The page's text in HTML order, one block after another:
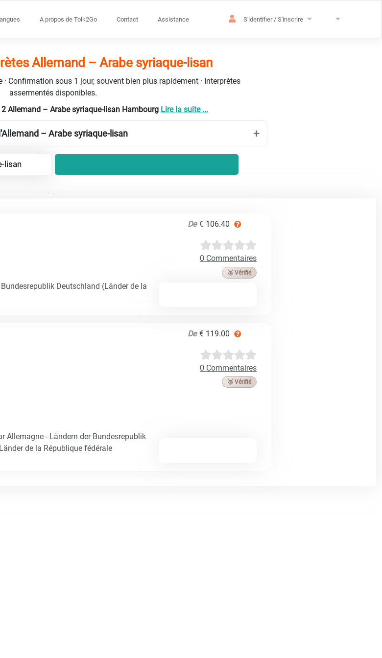
A propos de Tolk2Go Contact Assistance S'identifier / S'inscrire
Allemand – Arabe syriaque-lisan
Confirmation sous 1 jour, souvent bien plus rapidement · Interprètes
assermentés disponibles.
Allemand – Arabe syriaque-lisan Hambourg Lire la suite ...
– Arabe syriaque-lisan
lisan
De € 106.40
0 Commentaires
🥉 Vérifié
Deutschland (Länder de la
De € 119.00
0 Commentaires
🥉 Vérifié
Allemagne - Ländern der Bundesrepublik
de la République fédérale